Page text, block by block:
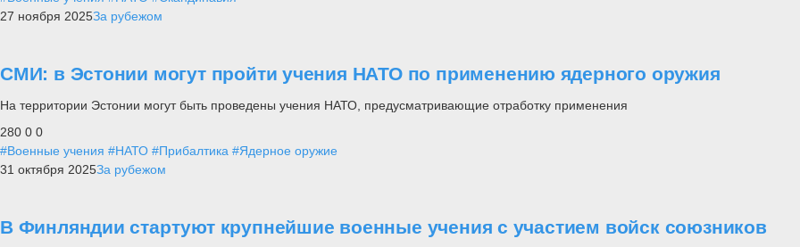
27 ноября 2025За рубежом
СМИ: в Эстонии могут пройти учения НАТО по применению ядерного оружия
На территории Эстонии могут быть проведены учения НАТО, предусматривающие отработку применения
280 0 0
#Военные учения #НАТО #Прибалтика #Ядерное оружие
31 октября 2025За рубежом
В Финляндии стартуют крупнейшие военные учения с участием войск союзников